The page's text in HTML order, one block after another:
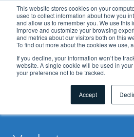
This website stores cookies on your
used to collect information about how you
and allow us to remember you. We use this
improve and customize your browsing
and metrics about our visitors both on this
To find out more about the cookies we use,
If you decline, your information won’t be
website. A single cookie will be used in
your preference not to be tracked.
Accept
Oplossingen